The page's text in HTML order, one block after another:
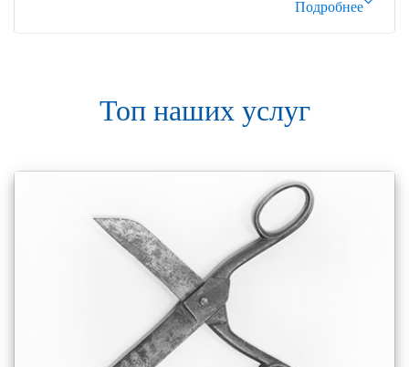
Подробнее
Топ наших услуг